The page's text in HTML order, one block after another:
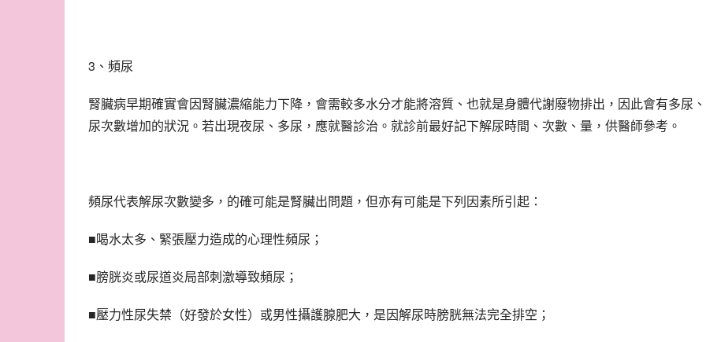
3、頻尿
腎臟病早期確實會因腎臟濃縮能力下降，會需較多水分才能將溶質、也就是身體代謝廢物排出，因此會有多尿
尿次數增加的狀況。若出現夜尿、多尿，應就醫診治。就診前最好記下解尿時間、次數、量，供醫師參考。
頻尿代表解尿次數變多，的確可能是腎臟出問題，但亦有可能是下列因素所引起：
■喝水太多、緊張壓力造成的心理性頻尿；
■膀胱炎或尿道炎局部刺激導致頻尿；
■壓力性尿失禁（好發於女性）或男性攝護腺肥大，是因解尿時膀胱無法完全排空；